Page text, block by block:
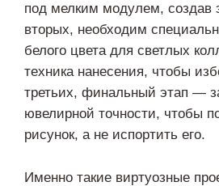
под мелким модулем,
вторых, необходим
белого цвета для светлых
техника нанесения, чтобы
третьих, финальный этап —
ювелирной точности, чтобы
рисунок, а не испортить его.
Именно такие виртуозные